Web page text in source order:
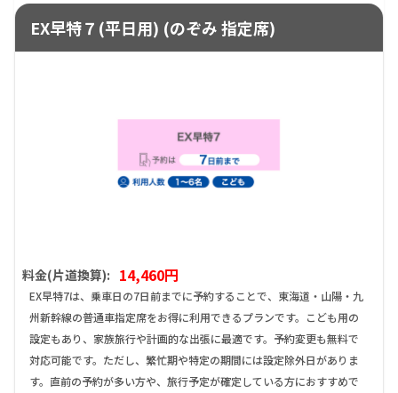
EX早特７(平日用) (のぞみ 指定席)
料金(片道換算): 14,460円
EX早特7は、乗車日の7日前までに予約することで、東海道・山陽・九
州新幹線の普通車指定席をお得に利用できるプランです。こども用の
設定もあり、家族旅行や計画的な出張に最適です。予約変更も無料で
対応可能です。ただし、繁忙期や特定の期間には設定除外日がありま
す。直前の予約が多い方や、旅行予定が確定している方におすすめで